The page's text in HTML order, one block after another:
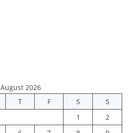
August 2026
T F S
S
1
2